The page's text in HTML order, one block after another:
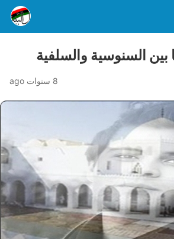
ما بين السنوسية والسلفية
8 سنوات ago